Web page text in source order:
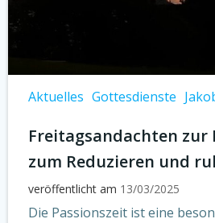
Aktuelles Gottesdienste
Freitagsandachten zur
zum Reduzieren und
veröffentlicht am 13/03/2025
Die Passionszeit ist eine